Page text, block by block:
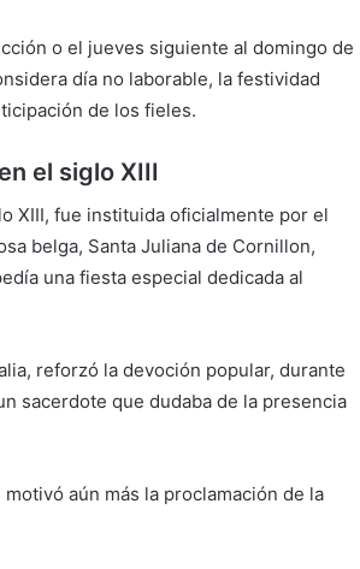
o el jueves siguiente al domingo de
día no laborable, la festividad
de los fieles.
el siglo XIII
XIII, fue instituida oficialmente por el
belga, Santa Juliana de Cornillon,
una fiesta especial dedicada al
reforzó la devoción popular, durante
sacerdote que dudaba de la presencia
aún más la proclamación de la